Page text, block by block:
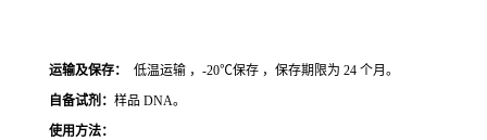
运输及保存：
低温运输 ，-20℃保存 ，保存期限为 24 个月。
自备试剂： 样品 DNA。
使用方法：